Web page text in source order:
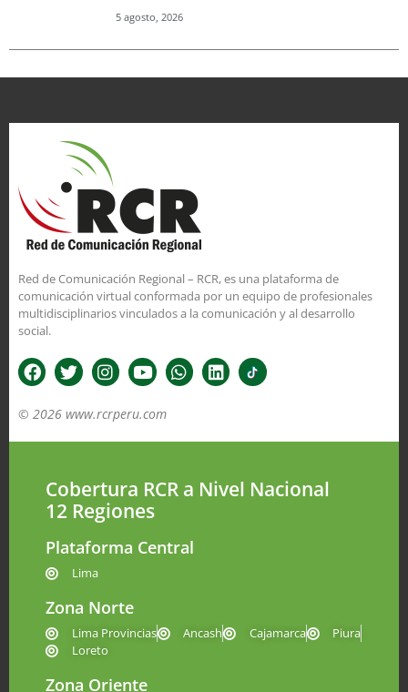
5 agosto, 2026
Red de Comunicación Regional – RCR, es una plataforma de
comunicación virtual conformada por un equipo de profesionales
multidisciplinarios vinculados a la comunicación y al desarrollo
social.
© 2026 www.rcrperu.com
Cobertura RCR a Nivel Nacional
12 Regiones
Plataforma Central
Lima
Zona Norte
Lima Provincias Ancash Cajamarca
Piura
Loreto
Zona Oriente